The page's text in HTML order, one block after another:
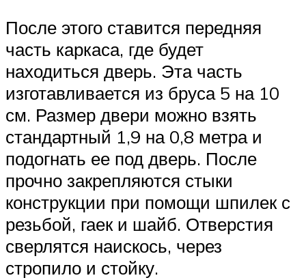
После этого ставится передняя
часть каркаса, где будет
находиться дверь. Эта часть
изготавливается из бруса 5 на 10
см. Размер двери можно взять
стандартный 1,9 на 0,8 метра и
подогнать ее под дверь. После
прочно закрепляются стыки
конструкции при помощи шпилек с
резьбой, гаек и шайб. Отверстия
сверлятся наискось, через
стропило и стойку.